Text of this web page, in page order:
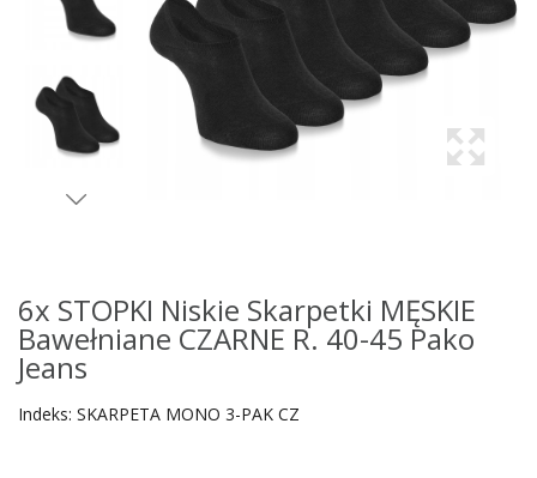
6x STOPKI Niskie Skarpetki MĘSKIE
Bawełniane CZARNE R. 40-45 Pako
Jeans
Indeks: SKARPETA MONO 3-PAK CZ